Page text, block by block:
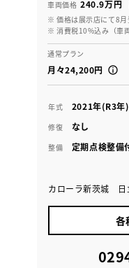
車両価格 240.9万円
※ 価格は展示店にて8月
※ 消費税10%込み（車
通常プラン
月々24,200円
年式 2021年(R3年)
修復 なし
整備 定期点検整備
カローラ新茨城 日
各